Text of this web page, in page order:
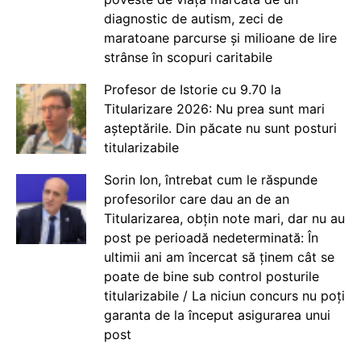
diagnostic de autism, zeci de
maratoane parcurse și milioane de lire
strânse în scopuri caritabile
Profesor de Istorie cu 9.70 la
Titularizare 2026: Nu prea sunt mari
așteptările. Din păcate nu sunt posturi
titularizabile
Sorin Ion, întrebat cum le răspunde
profesorilor care dau an de an
Titularizarea, obțin note mari, dar nu au
post pe perioadă nedeterminată: În
ultimii ani am încercat să ținem cât se
poate de bine sub control posturile
titularizabile / La niciun concurs nu poți
garanta de la început asigurarea unui
post